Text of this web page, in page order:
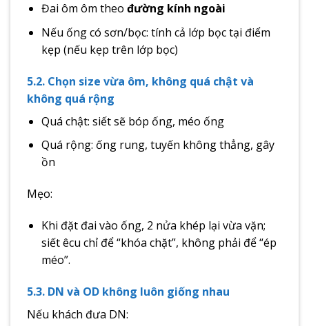
Đai ôm ôm theo đường kính ngoài
Nếu ống có sơn/bọc: tính cả lớp bọc tại điểm
kẹp (nếu kẹp trên lớp bọc)
5.2. Chọn size vừa ôm, không quá chật và
không quá rộng
Quá chật: siết sẽ bóp ống, méo ống
Quá rộng: ống rung, tuyến không thẳng, gây
ồn
Mẹo:
Khi đặt đai vào ống, 2 nửa khép lại vừa vặn;
siết êcu chỉ để “khóa chặt”, không phải để “ép
méo”.
5.3. DN và OD không luôn giống nhau
Nếu khách đưa DN: